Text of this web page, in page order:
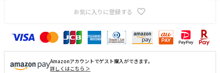
お気に入りに登録する
Amazonアカウントでゲスト購入ができます。
詳しくはこちら ＞